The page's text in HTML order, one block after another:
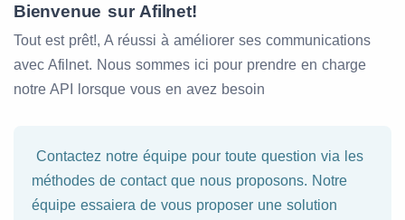
Bienvenue sur Afilnet!
Tout est prêt!, A réussi à améliorer ses communications
avec Afilnet. Nous sommes ici pour prendre en charge
notre API lorsque vous en avez besoin
Contactez notre équipe pour toute question via les
méthodes de contact que nous proposons. Notre
équipe essaiera de vous proposer une solution